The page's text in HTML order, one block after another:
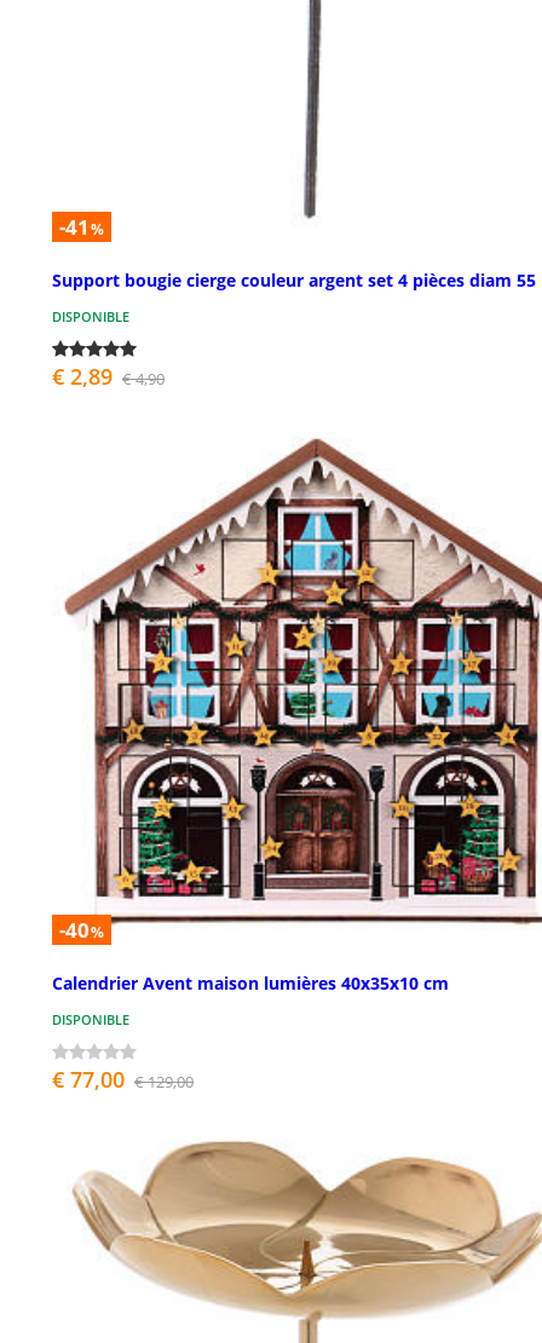
-41 %
Support bougie cierge couleur argent set 4 pièces diam
DISPONIBLE
€ 2,89 € 4,90
-40%
Calendrier Avent maison lumières 40x35x10 cm
DISPONIBLE
€ 77,00 € 129,00